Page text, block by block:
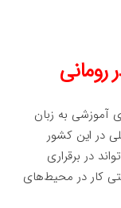
آموزشی به زبان
در این کشور
در برقراری
کار در محیط‌های